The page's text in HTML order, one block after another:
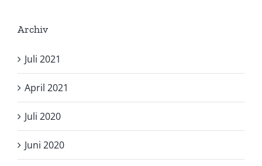
Archiv
Juli 2021
April 2021
Juli 2020
Juni 2020